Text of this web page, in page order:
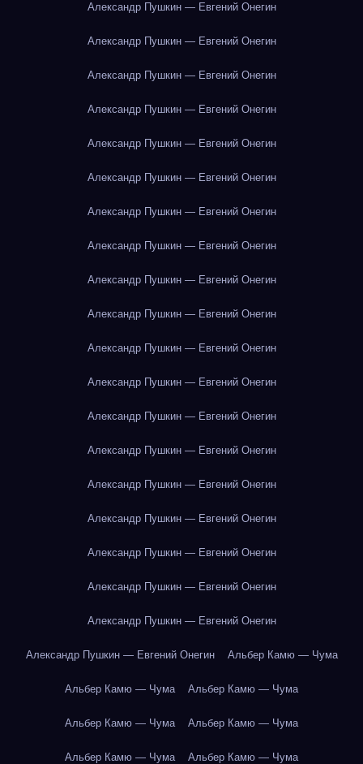
Александр Пушкин — Евгений Онегин
Александр Пушкин — Евгений Онегин
Александр Пушкин — Евгений Онегин
Александр Пушкин — Евгений Онегин
Александр Пушкин — Евгений Онегин
Александр Пушкин — Евгений Онегин
Александр Пушкин — Евгений Онегин
Александр Пушкин — Евгений Онегин
Александр Пушкин — Евгений Онегин
Александр Пушкин — Евгений Онегин
Александр Пушкин — Евгений Онегин
Александр Пушкин — Евгений Онегин
Александр Пушкин — Евгений Онегин
Александр Пушкин — Евгений Онегин
Александр Пушкин — Евгений Онегин
Александр Пушкин — Евгений Онегин
Александр Пушкин — Евгений Онегин
Александр Пушкин — Евгений Онегин
Александр Пушкин — Евгений Онегин
Александр Пушкин — Евгений Онегин Альбер Камю — Чума
Альбер Камю — Чума Альбер Камю — Чума
Альбер Камю — Чума Альбер Камю — Чума
Альбер Камю — Чума Альбер Камю — Чума